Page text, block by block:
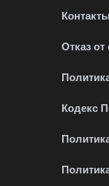
Контакты
Отказ от
Кодекс